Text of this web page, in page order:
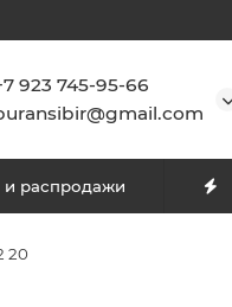
923 745-95-66
и распродажи
20